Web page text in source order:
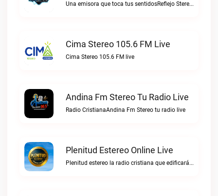
Una emisora que toca tus sentidosReflejo Stereo live
Cima Stereo 105.6 FM Live
Cima Stereo 105.6 FM live
Andina Fm Stereo Tu Radio Live
Radio CristianaAndina Fm Stereo tu radio live
Plenitud Estereo Online Live
Plenitud estereo la radio cristiana que edificará tu vida.Plenitud Estereo Online live